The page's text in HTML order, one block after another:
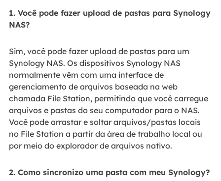
1. Você pode fazer upload de pastas para Synology
NAS?
Sim, você pode fazer upload de pastas para um
Synology NAS. Os dispositivos Synology NAS
normalmente vêm com uma interface de
gerenciamento de arquivos baseada na web
chamada File Station, permitindo que você carregue
arquivos e pastas do seu computador para o NAS.
Você pode arrastar e soltar arquivos/pastas locais
no File Station a partir da área de trabalho local ou
por meio do explorador de arquivos nativo.
2. Como sincronizo uma pasta com meu Synology?